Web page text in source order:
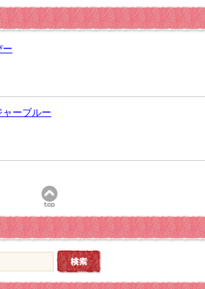
ー
ャーブルー